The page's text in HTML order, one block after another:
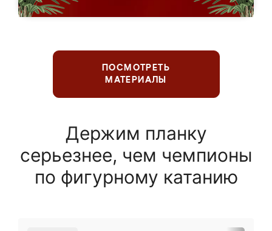
ПОСМОТРЕТЬ
МАТЕРИАЛЫ
Держим планку
серьезнее, чем чемпионы
по фигурному катанию